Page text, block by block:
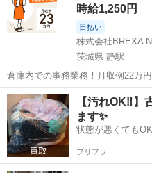
時給1,250円
日払い
株式会社BREXA
茨城県 静駅
倉庫内での事務業務！月収例22万
40代の男女活躍中！空調完備で快
OK◎無料駐車場完備！《茨城県常陸大宮市》 人気
電子部品製造倉庫内の事務...
茨城 常陸大宮市
【汚れOK‼️】
ます✨
状態が悪くても
プリフラ